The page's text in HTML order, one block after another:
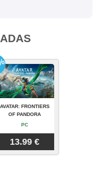
AVATAR: FRONTIERS
OF PANDORA
PC
13.99 €